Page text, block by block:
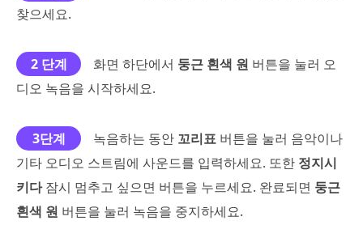
찾으세요.
2 단계 화면 하단에서 둥근 흰색 원 버튼을 눌러 오
디오 녹음을 시작하세요.
3단계 녹음하는 동안 꼬리표 버튼을 눌러 음악이나
기타 오디오 스트림에 사운드를 입력하세요. 또한 정지시
키다잠시 멈추고 싶으면 버튼을 누르세요. 완료되면 둥근
흰색 원 버튼을 눌러 녹음을 중지하세요.